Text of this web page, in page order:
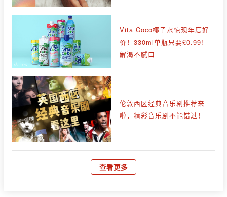
Vita Coco椰子水惊现年度好
价！330ml单瓶只要£0.99！
解渴不腻口
伦敦西区经典音乐剧推荐来
啦，精彩音乐剧不能错过！
查看更多